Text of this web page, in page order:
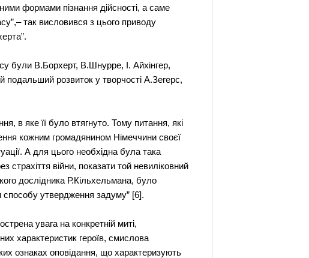
формами пізнання дійсності, а саме
так висловився з цього приводу
були В.Борхерт, В.Шнурре, І. Айхінгер,
розвиток у творчості А.Зегерс,
в яке її було втягнуто. Тому питання, які
кожним громадянином Німеччини своєї
А для цього необхідна була така
війни, показати той невиліковний
дослідника Р.Кільхельмана, було
способу утвердження задуму” [6].
увага на конкретній миті,
характеристик героїв, смислова
ознаках оповідання, що характеризують